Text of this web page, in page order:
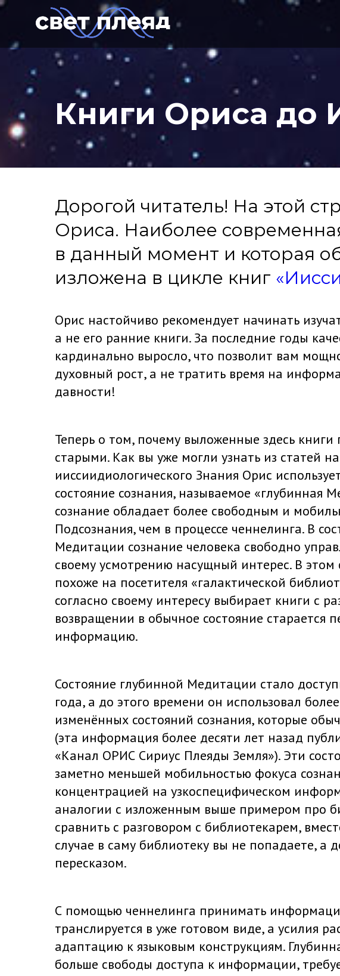
Книги Ориса до
Дорогой читатель! На этой
Ориса. Наиболее
в данный момент и которая
изложена в цикле книг
Орис настойчиво рекомендует начинать
а не его ранние книги. За последние годы
кардинально выросло, что позволит вам
духовный рост, а не тратить время на
давности!
Теперь о том, почему выложенные здесь
старыми. Как вы уже могли узнать из статей
ииссиидиологического Знания Орис
состояние сознания, называемое «глубинная
сознание обладает более свободным и
Подсознания, чем в процессе ченнелинга. В
Медитации сознание человека свободно
своему усмотрению насущный интерес. В этом
похоже на посетителя «галактической
согласно своему интересу выбирает книги с
возвращении в обычное состояние старается
информацию.
Состояние глубинной Медитации стало
года, а до этого времени он использовал
изменённых состояний сознания, которые
(эта информация более десяти лет назад
«Канал ОРИС Сириус Плеяды Земля»). Эти
заметно меньшей мобильностью фокуса
концентрацией на узкоспецифическом
аналогии с изложенным выше примером про
сравнить с разговором с библиотекарем,
случае в саму библиотеку вы не попадаете, а
пересказом.
С помощью ченнелинга принимать
транслируется в уже готовом виде, а усилия
адаптацию к языковым конструкциям.
больше свободы доступа к информации,